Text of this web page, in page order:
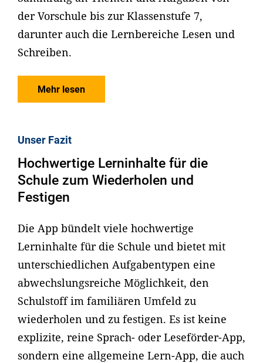
der Vorschule bis zur Klassenstufe 7,
darunter auch die Lernbereiche Lesen und
Schreiben.
Mehr lesen
Unser Fazit
Hochwertige Lerninhalte für die
Schule zum Wiederholen und
Festigen
Die App bündelt viele hochwertige
Lerninhalte für die Schule und bietet mit
unterschiedlichen Aufgabentypen eine
abwechslungsreiche Möglichkeit, den
Schulstoff im familiären Umfeld zu
wiederholen und zu festigen. Es ist keine
explizite, reine Sprach- oder Leseförder-App,
sondern eine allgemeine Lern-App, die auch